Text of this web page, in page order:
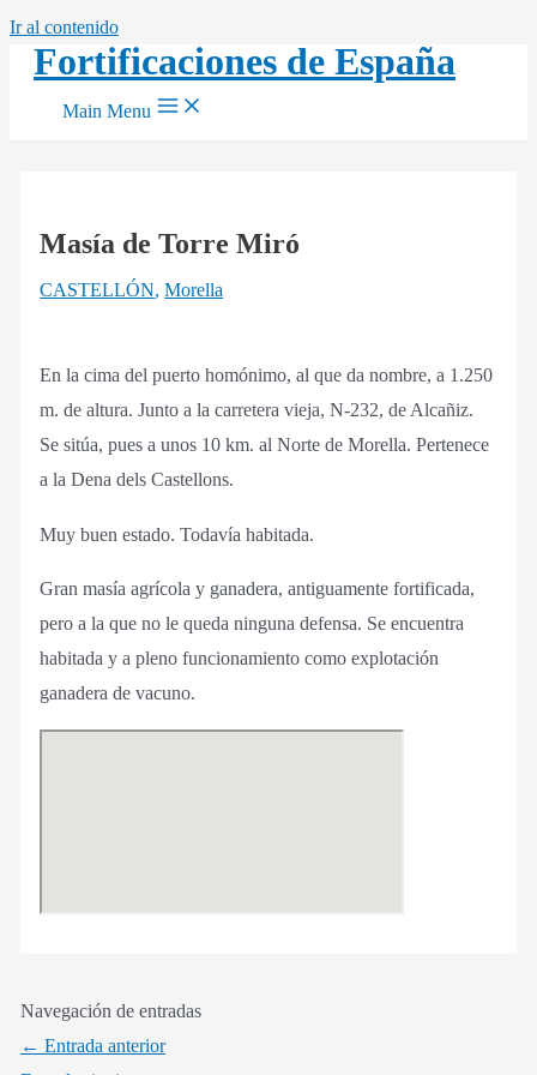
Ir al contenido
Fortificaciones de España
Main Menu
Masía de Torre Miró
CASTELLÓN,Morella
En la cima del puerto homónimo, al que da nombre, a 1.250
m. de altura. Junto a la carretera vieja, N-232, de Alcañiz.
Se sitúa, pues a unos 10 km. al Norte de Morella. Pertenece
a la Dena dels Castellons.
Muy buen estado. Todavía habitada.
Gran masía agrícola y ganadera, antiguamente fortificada,
pero a la que no le queda ninguna defensa. Se encuentra
habitada y a pleno funcionamiento como explotación
ganadera de vacuno.
Navegación de entradas
← Entrada anterior